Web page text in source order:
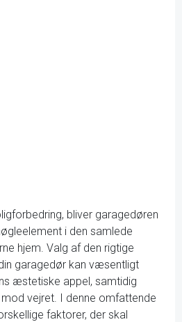
bliver garagedøren
i den samlede
hjem. Valg af den rigtige
garagedør kan væsentligt
æstetiske appel, samtidig
vejret. I denne omfattende
faktorer, der skal